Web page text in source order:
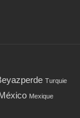
Turquie
Mexique